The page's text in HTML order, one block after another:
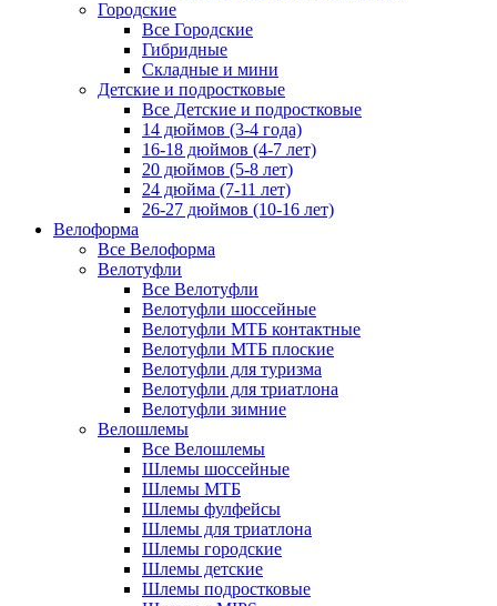
Городские
Все Городские
Гибридные
Складные и мини
Детские и подростковые
Все Детские и подростковые
14 дюймов (3-4 года)
16-18 дюймов (4-7 лет)
20 дюймов (5-8 лет)
24 дюйма (7-11 лет)
26-27 дюймов (10-16 лет)
Велоформа
Все Велоформа
Велотуфли
Все Велотуфли
Велотуфли шоссейные
Велотуфли МТБ контактные
Велотуфли МТБ плоские
Велотуфли для туризма
Велотуфли для триатлона
Велотуфли зимние
Велошлемы
Все Велошлемы
Шлемы шоссейные
Шлемы МТБ
Шлемы фулфейсы
Шлемы для триатлона
Шлемы городские
Шлемы детские
Шлемы подростковые